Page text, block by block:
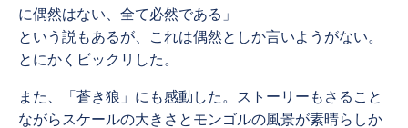
に偶然はない、全て必然である」
という説もあるが、これは偶然としか言いようがない。
とにかくビックリした。
また、「蒼き狼」にも感動した。ストーリーもさること
ながらスケールの大きさとモンゴルの風景が素晴らしか